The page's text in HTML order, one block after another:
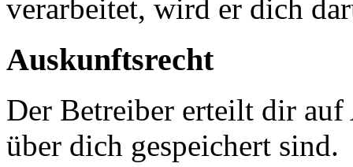
verarbeitet, wird er dich
Auskunftsrecht
Der Betreiber erteilt dir
über dich gespeichert sind.